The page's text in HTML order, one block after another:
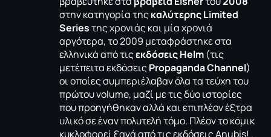
στην κατηγορία τηςκαλύτερης Limited
Seriesτης χρονιάς και μία χρονιά
αργότερα, το 2009 μεταφράστηκε στα
ελληνικά από τιςεκδόσεις Helm (τις
μετέπειτα εκδόσειςPropaganda Channel)
οι οποίες συμπεριέλαβαν όλα τα τεύχη του
πρώτου volume, μαζί με τις δύο ιστορίες
που προηγήθηκαν αλλά και επιπλέον έξτρα
υλικό σε έναν πολυτελή τόμο. Πλέον το κόμικ
κυκλοφορεί ξανά από τις εκδόσεις Anubis! .